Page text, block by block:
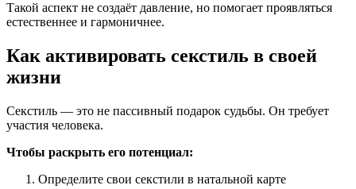
Такой аспект не создаёт давление, но помогает проявляться
естественнее и гармоничнее.
Как активировать секстиль в своей
жизни
Секстиль — это не пассивный подарок судьбы. Он требует
участия человека.
Чтобы раскрыть его потенциал:
Определите свои секстили в натальной карте